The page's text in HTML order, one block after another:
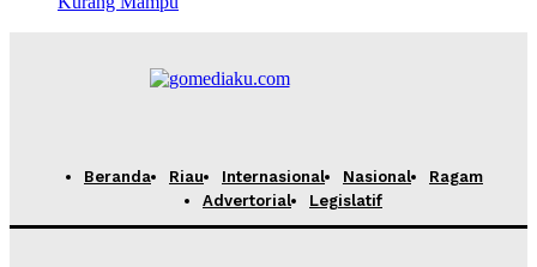
Beranda Riau Internasional Nasional
Ragam
Advertorial
Legislatif